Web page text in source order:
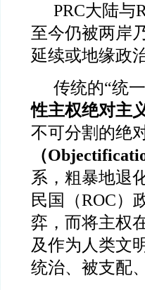
PRC大陆与
至今仍被两岸
延续或地缘政
传统的“统
性主权绝对主
不可分割的绝
（
系，粗暴地退
民国（ROC）
弈，而将主权
及作为人类文
统治、被支配